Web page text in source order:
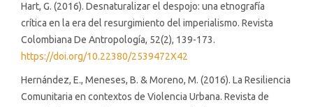
Hart, G. (2016). Desnaturalizar el despojo: una etnografía
crítica en la era del resurgimiento del imperialismo. Revista
Colombiana De Antropología, 52(2), 139-173.
https://doi.org/10.22380/2539472X42
Hernández, E., Meneses, B. & Moreno, M. (2016). La Resiliencia
Comunitaria en contextos de Violencia Urbana. Revista de